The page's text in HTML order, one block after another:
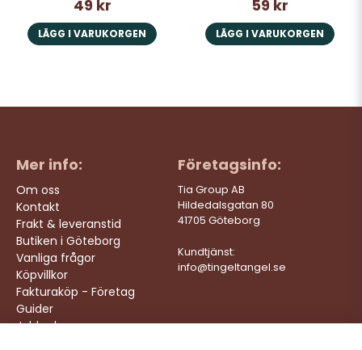
49 kr
LÄGG I VARUKORGEN
59 kr
LÄGG I VARUKORGEN
Mer info:
Om oss
Kontakt
Frakt & leveranstid
Butiken i Göteborg
Vanliga frågor
Köpvillkor
Fakturaköp - Företag
Guider
Jobba hos oss
Företagsinfo:
Tia Group AB
Hildedalsgatan 80
41705 Göteborg
Kundtjänst:
info@tingeltangel.se